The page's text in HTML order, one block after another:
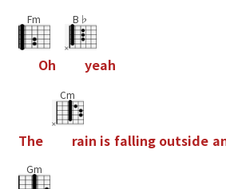
Fm
Oh
B♭
yeah
The
Cm
rain is falling outside a
Gm